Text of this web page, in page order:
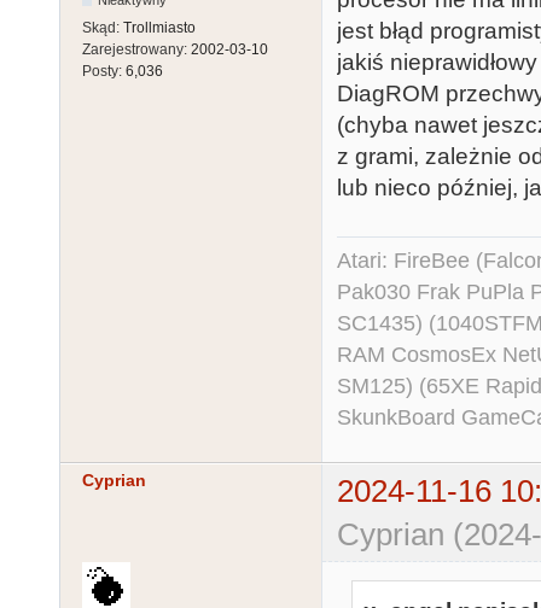
Skąd: Trollmiasto
Zarejestrowany: 2002-03-10
Posty: 6,036
jest błąd
jakiś
DiagROM
(chyba nawet
z grami, zależnie
lub nieco później,
Atari: FireBee
Pak030 Frak PuPla
SC1435)
RAM CosmosEx
SM125) (65XE
SkunkBoard
Cyprian
2024-11-16
Cyprian